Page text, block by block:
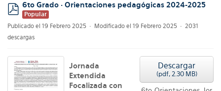
pdf
6to Grado · Orientaciones pedagógicas 2024-2025
Popular
Publicado el 19 Febrero 2025
Modificado el 19 Febrero 2025
2031
descargas
Descargar
(pdf, 2.30 MB)
Jornada
Extendida
Focalizada con